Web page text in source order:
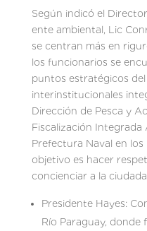
Según indicó el
ente ambiental, Lic
se centran más en
los funcionarios se
puntos estratégicos
interinstitucionales
Dirección de Pesca y
Fiscalización Integrada
Prefectura Naval en los
objetivo es hacer
concienciar a la
Presidente Hayes:
Río Paraguay,